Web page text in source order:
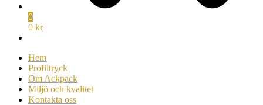
0
0 kr
Hem
Profiltryck
Om Ackpack
Miljö och kvalitet
Kontakta oss